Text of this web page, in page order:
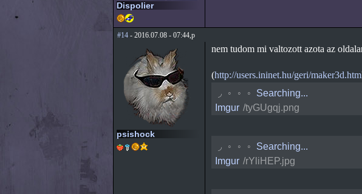
Dispolier
#14- 2016.07.08 - 07:44,p
psishock
nem tudom mi valtozott azota az
(http://users.ininet.hu/geri/
◡
◦ ◦ ◦
Searching...
Imgur /tyGUgqj.png
◡ ◦ ◦ ◦
Searching...
Imgur /rYliHEP.jpg